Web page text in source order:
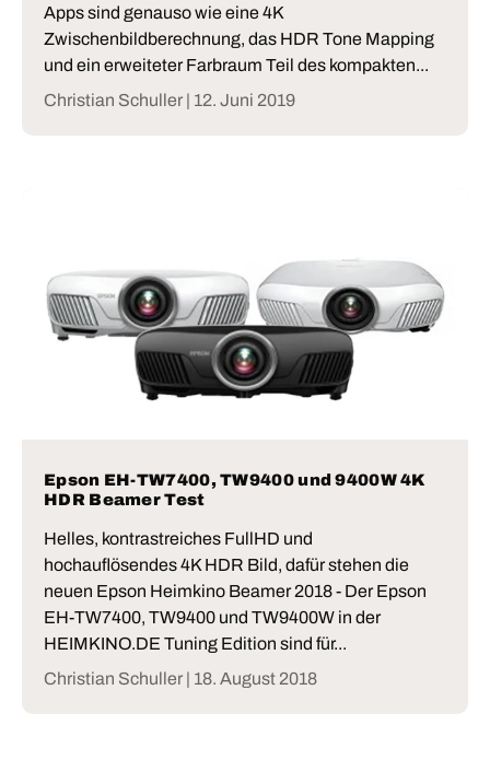
Apps sind genauso wie eine 4K
Zwischenbildberechnung, das HDR Tone Mapping
und ein erweiteter Farbraum Teil des kompakten...
Christian Schuller | 12. Juni 2019
Epson EH-TW7400, TW9400 und 9400W 4K
HDR Beamer Test
Helles, kontrastreiches FullHD und
hochauflösendes 4K HDR Bild, dafür stehen die
neuen Epson Heimkino Beamer 2018 - Der Epson
EH-TW7400, TW9400 und TW9400W in der
HEIMKINO.DE Tuning Edition sind für...
Christian Schuller | 18. August 2018